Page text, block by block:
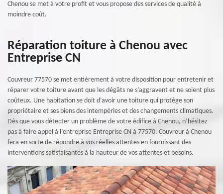
Chenou se met à votre profit et vous propose des services de qualité à
moindre coût.
Réparation toiture à Chenou avec
Entreprise CN
Couvreur 77570 se met entièrement à votre disposition pour entretenir et
réparer votre toiture avant que les dégâts ne s’aggravent et ne soient plus
coûteux. Une habitation se doit d’avoir une toiture qui protège son
propriétaire et ses biens des intempéries et des changements climatiques.
Dès que vous détecter un problème de votre édifice à Chenou, n’hésitez
pas à faire appel à l’entreprise Entreprise CN à 77570. Couvreur à Chenou
fera en sorte de répondre à vos réelles attentes en fournissant des
interventions satisfaisantes à la hauteur de vos attentes et besoins.